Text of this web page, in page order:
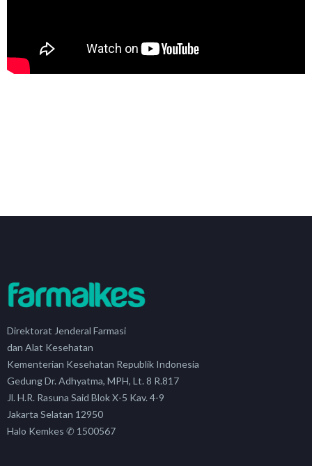
Direktorat Jenderal Farmasi
dan Alat Kesehatan
Kementerian Kesehatan Republik Indonesia
Gedung Dr. Adhyatma, MPH, Lt. 8 R.817
Jl. H.R. Rasuna Said Blok X-5 Kav. 4-9
Jakarta Selatan 12950
Halo Kemkes ✆ 1500567